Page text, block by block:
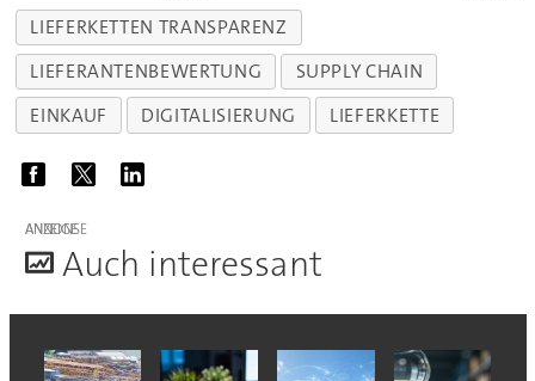
LIEFERKETTEN TRANSPARENZ
LIEFERANTENBEWERTUNG
SUPPLY CHAIN
EINKAUF
DIGITALISIERUNG LIEFERKETTE
ANZEIGE
Auch interessant